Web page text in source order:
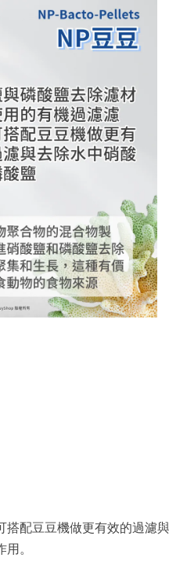
搭配豆豆機做更有效的過濾
。